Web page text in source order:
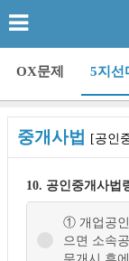
OX문제 5지선
중개사법 [공인
10. 공인중개사법
① 개업공인
으면 소속
무개시 후